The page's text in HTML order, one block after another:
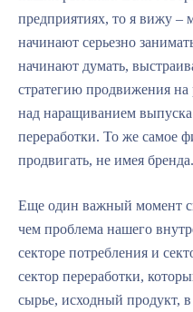
предприятиях, то я вижу –
начинают серьезно
начинают думать,
стратегию продвижения
над наращиванием
переработки. То же самое
продвигать, не имея бренда.
Еще один важный момент
чем проблема нашего
секторе потребления и
сектор переработки,
сырье, исходный продукт,